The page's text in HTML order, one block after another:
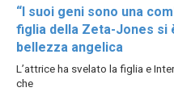
“I suoi geni sono una
figlia della Zeta-Jones si
bellezza angelica
L’attrice ha svelato la figlia e
che